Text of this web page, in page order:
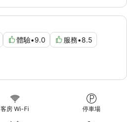
體驗•9.0 服務•8.5
客房 Wi-Fi 停車場